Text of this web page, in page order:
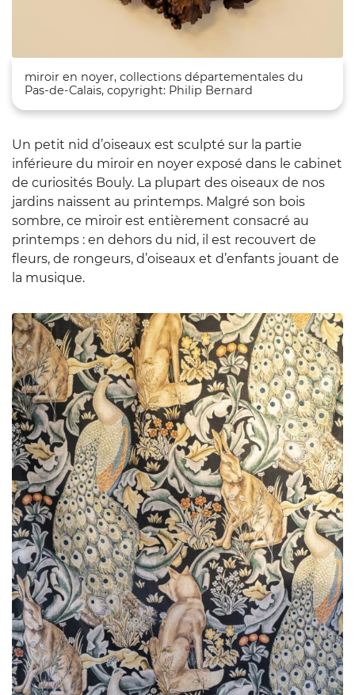
miroir en noyer, collections départementales du
Pas-de-Calais, copyright: Philip Bernard
Un petit nid d’oiseaux est sculpté sur la partie
inférieure du miroir en noyer exposé dans le cabinet
de curiosités Bouly. La plupart des oiseaux de nos
jardins naissent au printemps. Malgré son bois
sombre, ce miroir est entièrement consacré au
printemps : en dehors du nid, il est recouvert de
fleurs, de rongeurs, d’oiseaux et d’enfants jouant de
la musique.